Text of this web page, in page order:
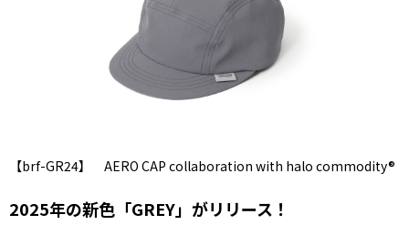
タブレット｜11インチ相当
ノートPC｜14インチ相当
ノートPC｜16インチ相当
¥40,000 - ¥49,999
¥50,000 - ¥99,999
¥100,000 -
ジャーナル
FAQ｜よくある質問
新規会員登録
【brf-GR24】 AERO CAP collaboration with halo commodity®
2025年の新色「GREY」がリリース！